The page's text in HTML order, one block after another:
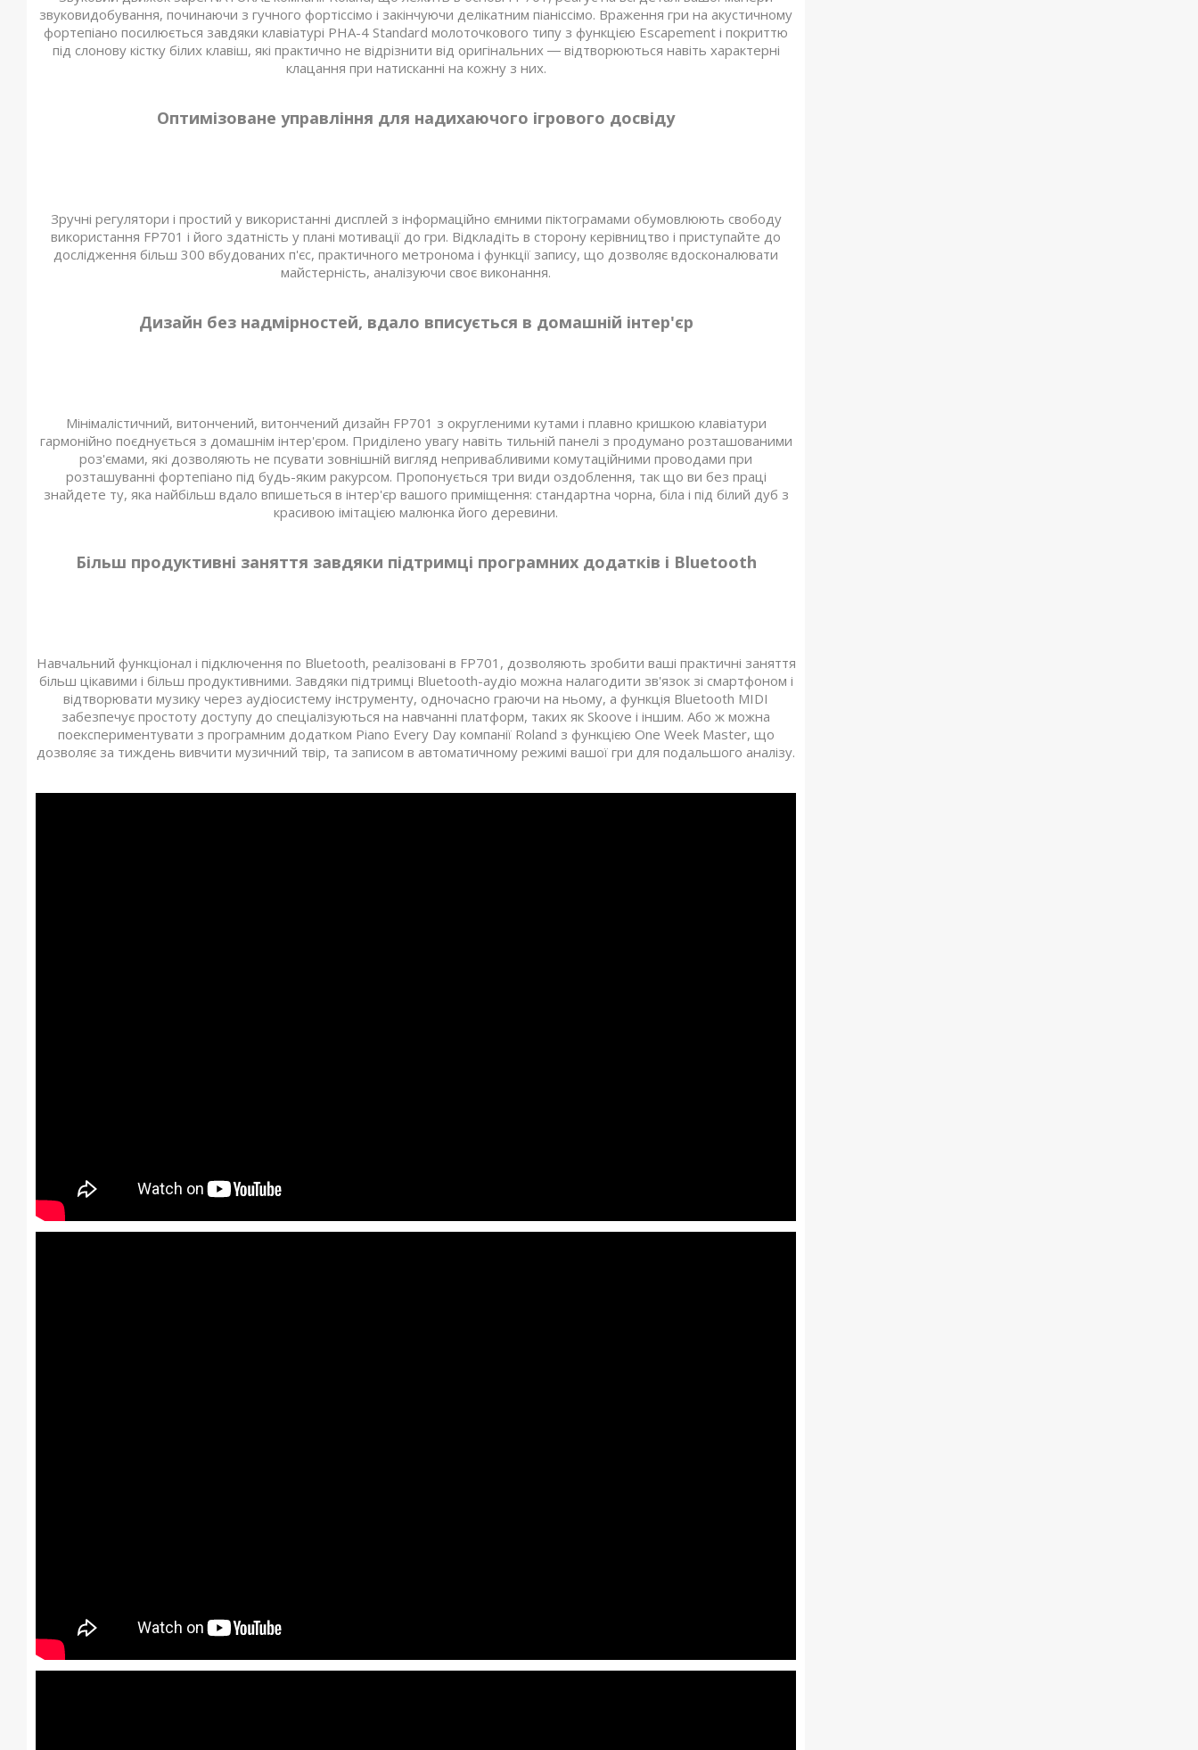
звуковидобування, починаючи з гучного фортіссімо і закінчуючи делікатним піаніссімо. Враження гри на акустичному
фортепіано посилюється завдяки клавіатурі PHA-4 Standard молоточкового типу з функцією Escapement і покриттю
під слонову кістку білих клавіш, які практично не відрізнити від оригінальних ― відтворюються навіть характерні
клацання при натисканні на кожну з них.
Оптимізоване управління для надихаючого ігрового досвіду
Зручні регулятори і простий у використанні дисплей з інформаційно ємними піктограмами обумовлюють свободу
використання FP701 і його здатність у плані мотивації до гри. Відкладіть в сторону керівництво і приступайте до
дослідження більш 300 вбудованих п'єс, практичного метронома і функції запису, що дозволяє вдосконалювати
майстерність, аналізуючи своє виконання.
Дизайн без надмірностей, вдало вписується в домашній інтер'єр
Мінімалістичний, витончений, витончений дизайн FP701 з округленими кутами і плавно кришкою клавіатури
гармонійно поєднується з домашнім інтер'єром. Приділено увагу навіть тильній панелі з продумано розташованими
роз'ємами, які дозволяють не псувати зовнішній вигляд непривабливими комутаційними проводами при
розташуванні фортепіано під будь-яким ракурсом. Пропонується три види оздоблення, так що ви без праці
знайдете ту, яка найбільш вдало впишеться в інтер'єр вашого приміщення: стандартна чорна, біла і під білий дуб з
красивою імітацією малюнка його деревини.
Більш продуктивні заняття завдяки підтримці програмних додатків і Bluetooth
Навчальний функціонал і підключення по Bluetooth, реалізовані в FP701, дозволяють зробити ваші практичні заняття
більш цікавими і більш продуктивними. Завдяки підтримці Bluetooth-аудіо можна налагодити зв'язок зі смартфоном і
відтворювати музику через аудіосистему інструменту, одночасно граючи на ньому, а функція Bluetooth MIDI
забезпечує простоту доступу до спеціалізуються на навчанні платформ, таких як Skoove і іншим. Або ж можна
поекспериментувати з програмним додатком Piano Every Day компанії Roland з функцією One Week Master, що
дозволяє за тиждень вивчити музичний твір, та записом в автоматичному режимі вашої гри для подальшого аналізу.